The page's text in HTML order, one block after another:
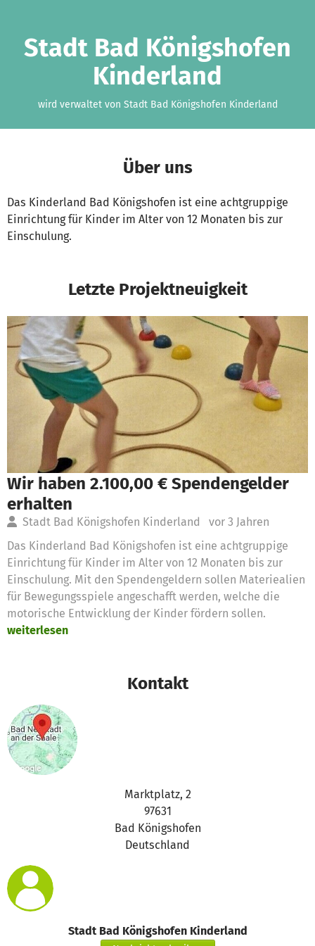
Stadt Bad Königshofen
Kinderland
wird verwaltet von Stadt Bad Königshofen Kinderland
Über uns
Das Kinderland Bad Königshofen ist eine achtgruppige
Einrichtung für Kinder im Alter von 12 Monaten bis zur
Einschulung.
Letzte Projektneuigkeit
Wir haben 2.100,00 € Spendengelder
erhalten
Stadt Bad Königshofen Kinderland vor 3 Jahren
Das Kinderland Bad Königshofen ist eine achtgruppige
Einrichtung für Kinder im Alter von 12 Monaten bis zur
Einschulung. Mit den Spendengeldern sollen Materiealien
für Bewegungsspiele angeschafft werden, welche die
motorische Entwicklung der Kinder fördern sollen.
weiterlesen
Kontakt
Marktplatz, 2
97631
Bad Königshofen
Deutschland
Stadt Bad Königshofen Kinderland